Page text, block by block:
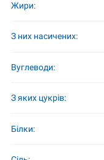
Жири:
З них насичених:
Вуглеводи:
З яких цукрів:
Білки: